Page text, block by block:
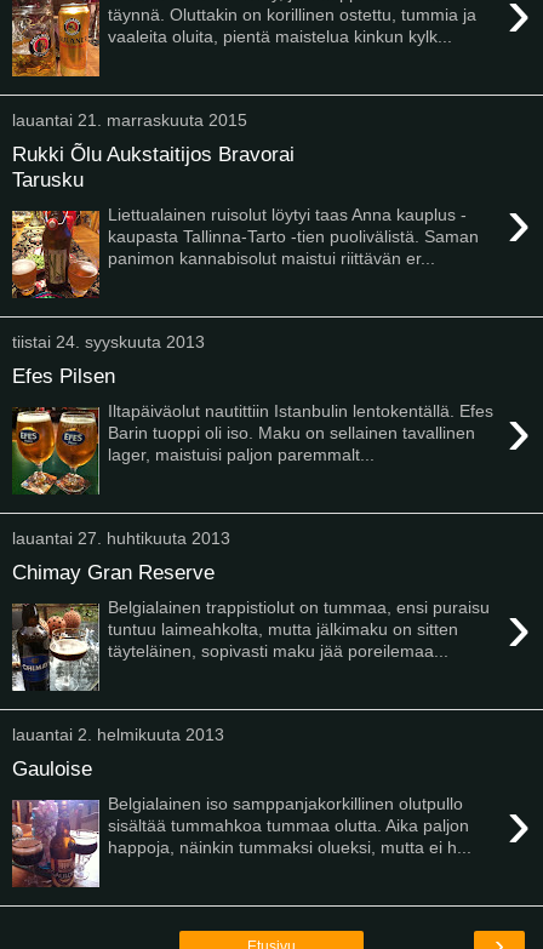
täynnä. Oluttakin on korillinen ostettu, tummia ja
vaaleita oluita, pientä maistelua kinkun kylk...
lauantai 21. marraskuuta 2015
Rukki Õlu Aukstaitijos Bravorai
Tarusku
›
Liettualainen ruisolut löytyi taas Anna kauplus -
kaupasta Tallinna-Tarto -tien puolivälistä. Saman
panimon kannabisolut maistui riittävän er...
tiistai 24. syyskuuta 2013
Efes Pilsen
›
Iltapäiväolut nautittiin Istanbulin lentokentällä. Efes
Barin tuoppi oli iso. Maku on sellainen tavallinen
lager, maistuisi paljon paremmalt...
lauantai 27. huhtikuuta 2013
Chimay Gran Reserve
›
Belgialainen trappistiolut on tummaa, ensi puraisu
tuntuu laimeahkolta, mutta jälkimaku on sitten
täyteläinen, sopivasti maku jää poreilemaa...
lauantai 2. helmikuuta 2013
Gauloise
›
Belgialainen iso samppanjakorkillinen olutpullo
sisältää tummahkoa tummaa olutta. Aika paljon
happoja, näinkin tummaksi olueksi, mutta ei h...